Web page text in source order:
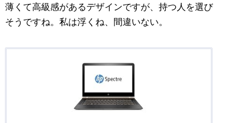
薄くて高級感があるデザインですが、持つ人を選び
そうですね。私は浮くね、間違いない。